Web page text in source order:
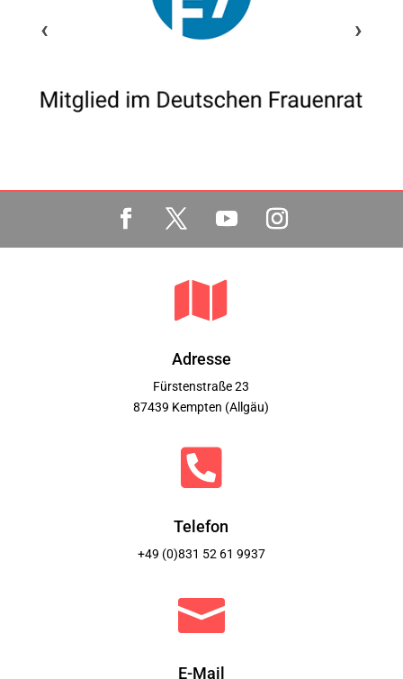
‹ ›

Adresse
Fürstenstraße 23
87439 Kempten (Allgäu)

Telefon
+49 (0)831 52 61 9937

E-Mail